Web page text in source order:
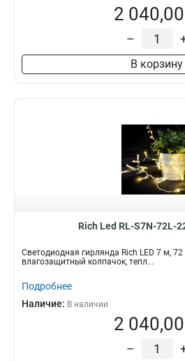
2
–
В корзину
Rich Led RL-S7N-72L-
Светодиодная гирлянда Rich LED 7 м, 72
влагозащитный колпачок, тепл...
Подробнее
Наличие: В наличии
2
–